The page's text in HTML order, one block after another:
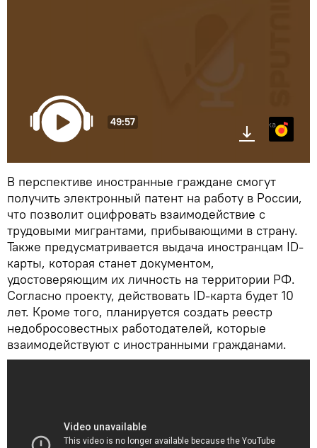
49:57 Яндекс.Музыка
В перспективе иностранные граждане смогут
получить электронный патент на работу в России,
что позволит оцифровать взаимодействие с
трудовыми мигрантами, прибывающими в страну.
Также предусматривается выдача иностранцам ID-
карты, которая станет документом,
удостоверяющим их личность на территории РФ.
Согласно проекту, действовать ID-карта будет 10
лет. Кроме того, планируется создать реестр
недобросовестных работодателей, которые
взаимодействуют с иностранными гражданами.